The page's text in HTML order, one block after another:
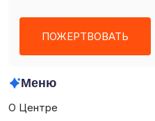
ПОЖЕРТВОВАТЬ
Меню
О Центре